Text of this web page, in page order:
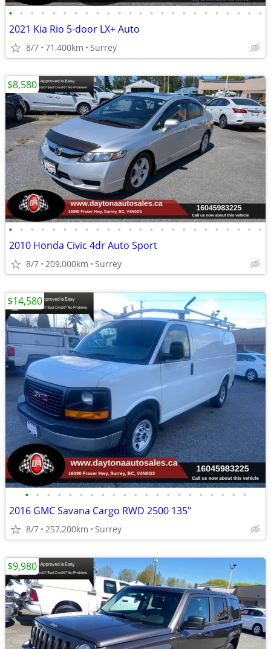
• • • • • • • • • • • • • • • • • • • • • • • •
2021 Kia Rio 5-door LX+ Auto
8/7 71,400km Surrey
• • • • • • • • • • • • • • • • • • • • • • • •
2010 Honda Civic 4dr Auto Sport
8/7 209,000km Surrey
$8,580
• • • • • • • • • • • • • • • • • • • • •
2016 GMC Savana Cargo RWD 2500 135"
8/7 257,200km Surrey
$14,580
$9,980